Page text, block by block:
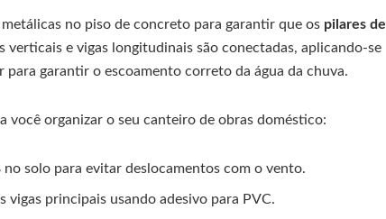
no piso de concreto para garantir que os pilares de
verticais e vigas longitudinais são conectadas, aplicando-se
para garantir o escoamento correto da água da chuva.
você organizar o seu canteiro de obras doméstico:
no solo para evitar deslocamentos com o vento.
vigas principais usando adesivo para PVC.